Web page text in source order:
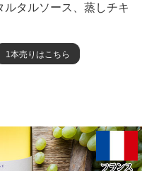
タルソース、蒸しチキ
1本売りはこちら